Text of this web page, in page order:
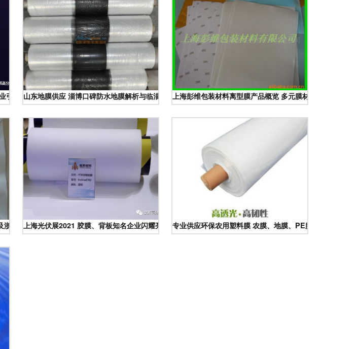
引领膜材料创新风向
山东地膜供应 淄博口碑防水地膜解析与临淄区辛店齐环塑料厂优势上海彭维包装材料离型膜产品概览 多元膜材料解决方案
浙江地区为例
上海光伏展2021 胶膜、背板知名企业闪耀亮相，膜材料创新引领绿色能源未来
专业供应环保农用塑料膜 农膜、地膜、PE膜、筒膜、塑